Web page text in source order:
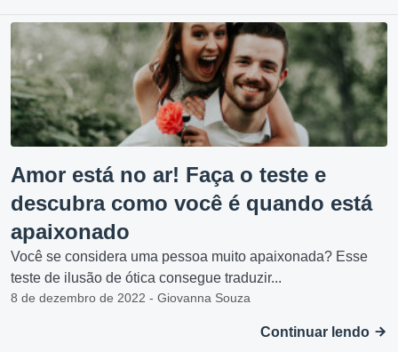
Amor está no ar! Faça o teste e
descubra como você é quando está
apaixonado
Você se considera uma pessoa muito apaixonada? Esse
teste de ilusão de ótica consegue traduzir...
8 de dezembro de 2022 - Giovanna Souza
Continuar lendo